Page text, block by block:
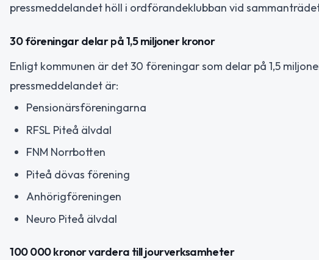
pressmeddelandet höll i ordförandeklubban vid
30 föreningar delar på 1,5 miljoner kronor
Enligt kommunen är det 30 föreningar som delar på 1,5
pressmeddelandet är:
Pensionärsföreningarna
RFSL Piteå älvdal
FNM Norrbotten
Piteå dövas förening
Anhörigföreningen
Neuro Piteå älvdal
100 000 kronor vardera till jourverksamheter